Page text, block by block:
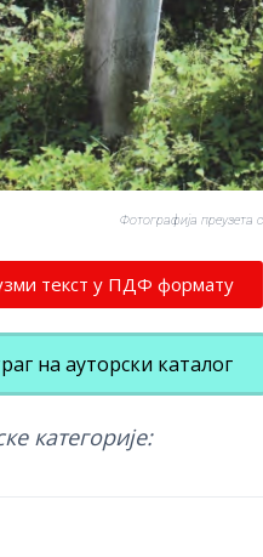
Фотографија преузета
текст у ПДФ формату
на ауторски каталог
категорије: